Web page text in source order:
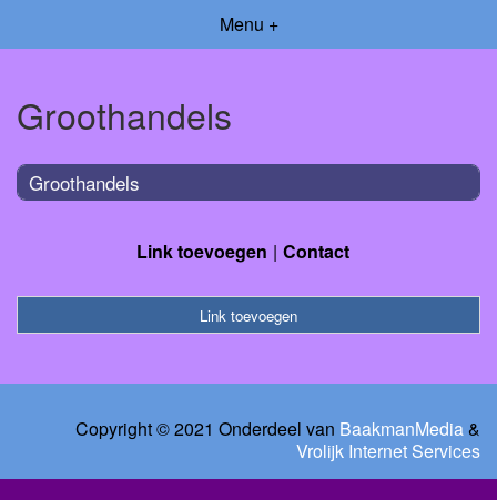
Menu +
Groothandels
Groothandels
Link toevoegen Contact
Link toevoegen
Copyright © 2021 Onderdeel van BaakmanMedia&
Vrolijk Internet Services